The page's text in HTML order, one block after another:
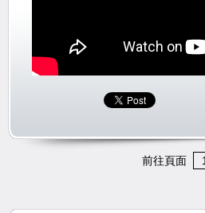
前往頁面 1